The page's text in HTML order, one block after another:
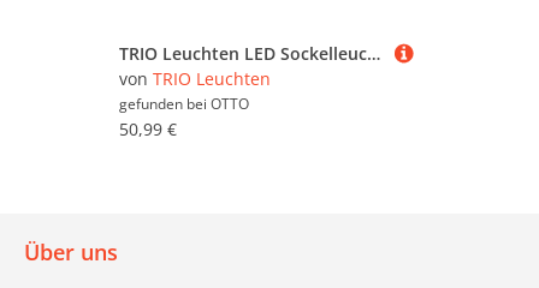
TRIO Leuchten LED Sockelleuchte antik mit Bleiglasoptik, Höhe 47cm, LED wechselbar, Warmweiß, Gartenlaterne, Außen Wegbeleuchtung Garten-Beleuchtung mit E27 LED
von TRIO Leuchten
gefunden bei OTTO
50,99 €
Über uns